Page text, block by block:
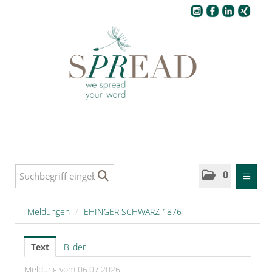
0
MELDUNGEN
SPREAD
SPREAD Medleys für Deutschland
Meldungen / EHINGER SCHWARZ 1876
Text
Bilder
Meldung vom 06.07.2026